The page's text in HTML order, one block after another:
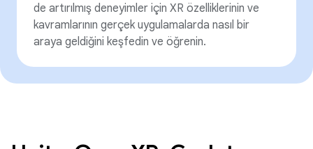
de artırılmış deneyimler için XR özelliklerinin ve
kavramlarının gerçek uygulamalarda nasıl bir
araya geldiğini keşfedin ve öğrenin.